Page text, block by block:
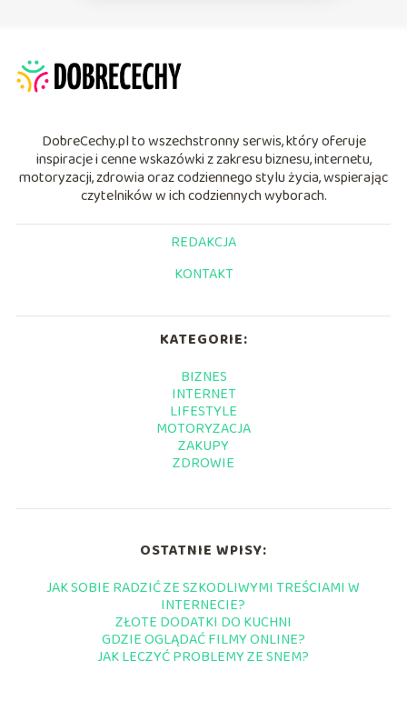
DobreCechy.pl to wszechstronny serwis, który oferuje
inspiracje i cenne wskazówki z zakresu biznesu, internetu,
motoryzacji, zdrowia oraz codziennego stylu życia, wspierając
czytelników w ich codziennych wyborach.
REDAKCJA
KONTAKT
KATEGORIE:
BIZNES
INTERNET
LIFESTYLE
MOTORYZACJA
ZAKUPY
ZDROWIE
OSTATNIE WPISY:
JAK SOBIE RADZIĆ ZE SZKODLIWYMI TREŚCIAMI W
INTERNECIE?
ZŁOTE DODATKI DO KUCHNI
GDZIE OGLĄDAĆ FILMY ONLINE?
JAK LECZYĆ PROBLEMY ZE SNEM?